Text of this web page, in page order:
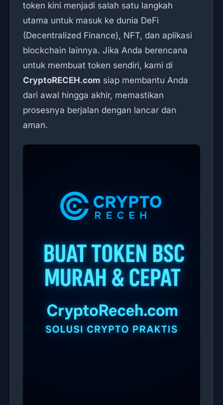
token kini menjadi salah satu langkah
utama untuk masuk ke dunia DeFi
(Decentralized Finance), NFT, dan aplikasi
blockchain lainnya. Jika Anda berencana
untuk membuat token sendiri, kami di
CryptoRECEH.com siap membantu Anda
dari awal hingga akhir, memastikan
prosesnya berjalan dengan lancar dan
aman.